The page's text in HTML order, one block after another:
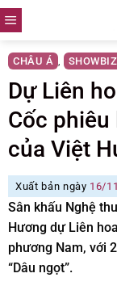
Skip
to
content
CHÂU Á , SHOWBIZ
Dự Liên
Cốc phiêu
của Việt
Xuất bản ngày 16/
Sân khấu Nghệ
Hương dự Liên
phương Nam, với
“Dâu ngọt”.